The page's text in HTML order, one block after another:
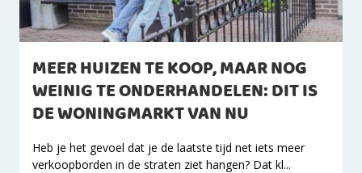
MEER HUIZEN TE KOOP, MAAR NOG
WEINIG TE ONDERHANDELEN: DIT IS
DE WONINGMARKT VAN NU
Heb je het gevoel dat je de laatste tijd net iets meer
verkoopborden in de straten ziet hangen? Dat kl...